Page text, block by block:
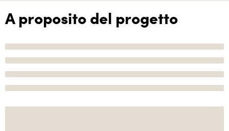
A proposito del progetto